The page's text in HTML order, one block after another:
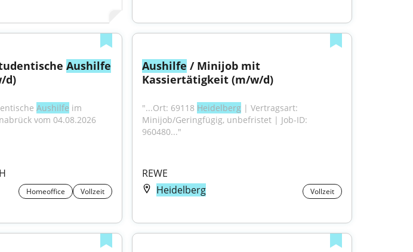
Aushilfe
d)
Aushilfe im
vom 04.08.2026
Homeoffice Vollzeit
Aushilfe / Minijob mit
Kassiertätigkeit (m/w/d)
"...Ort: 69118 Heidelberg | Vertragsart:
Minijob/Geringfügig, unbefristet | Job-ID:
960480..."
REWE
Heidelberg
Vollzeit